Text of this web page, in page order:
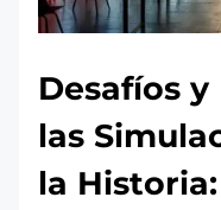
Desafíos
las
la